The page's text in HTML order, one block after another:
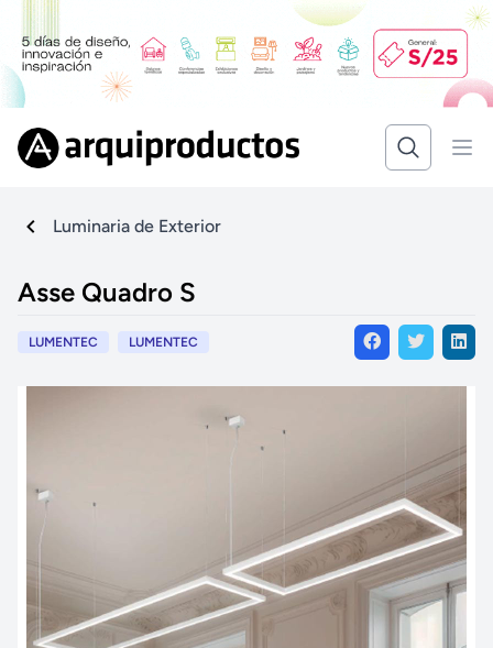
Luminaria de Exterior
Asse Quadro S
LUMENTEC LUMENTEC